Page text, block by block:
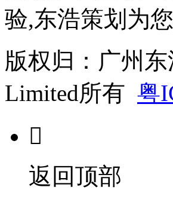
验,东浩策划为
版权归：广州
Limited所有 粤

返回顶部